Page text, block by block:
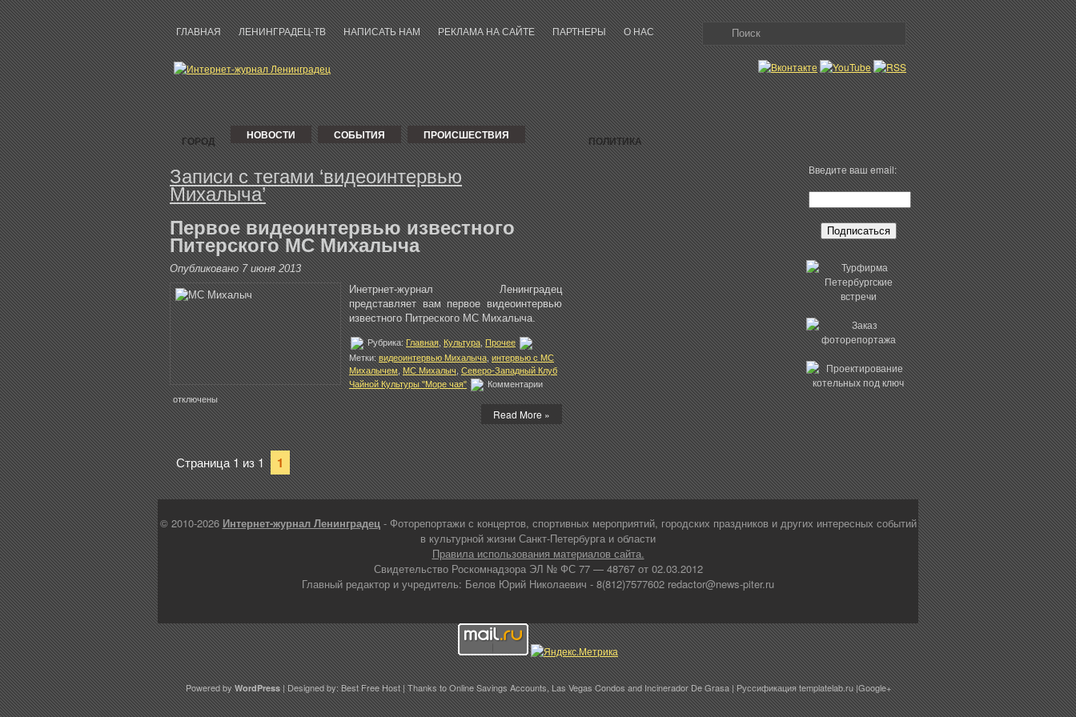
ГЛАВНАЯ ЛЕНИНГРАДЕЦ-ТВ НАПИСАТЬ НАМ РЕКЛАМА НА САЙТЕ ПАРТНЕРЫ О НАС
ГОРОД НОВОСТИ СОБЫТИЯ ПРОИСШЕСТВИЯ
НАРУШЕНИЯ
ПОЛИТИКА
КУЛЬТУРА АНОНСЫ ВЫСТАВКИ КИНО КОНЦЕРТЫ ПРАЗДНИКИ СПЕКТАКЛИ ФЕСТИВАЛИ
ПРОЧЕЕ
СПОРТ АВТО ФУТБОЛ БАСКЕТБОЛ ХОККЕЙ
РАЗНОЕ
ПРОГУЛКИ ПО ПЕТЕРБУРГУ ПЕТЕРБУРГ
ПРИГОРОДЫ
ПЕТЕРГОФ
ПУШКИН
ПУТЕШЕСТВИЯ
РОССИЯ
РЫБИНСК
ЕВРОПА
ГЕРМАНИЯ ТУРЦИЯ
ФИНЛЯНДИЯ ЧЕХИЯ
БЛОГ РЕКЛАМА ВХОД
Записи с тегами ‘видеоинтервью
Михалыча’
Первое видеоинтервью известного
Питерского МС Михалыча
Опубликовано 7 июня 2013
Инетрнет-журнал Ленинградец
представляет вам первое видеоинтервью
известного Питреского МС Михалыча.
Рубрика:Главная,Культура,Прочее
Метки:видеоинтервью Михалыча,интервью с МС
Михалычем,МС Михалыч,Северо-Западный Клуб
Чайной Культуры "Море чая"
Комментариик
записи
Первое
видеоинтервью
известного
Питерского
МС
Михалыча
отключены
Read More »
Страница 1 из 1 1
Введите ваш email:
© 2010-2026 Интернет-журнал Ленинградец- Фоторепортажи с концертов, спортивных мероприятий, городских праздников и других интересных событий
в культурной жизни Санкт-Петербурга и области
Правила использования материалов сайта.
Свидетельство Роскомнадзора ЭЛ № ФС 77 — 48767 от 02.03.2012
Главный редактор и учредитель: Белов Юрий Николаевич - 8(812)7577602 redactor@news-piter.ru
Powered byWordPress| Designed by:Best Free Host| Thanks toOnline Savings Accounts,Las Vegas CondosandIncinerador De Grasa| Руссификацияtemplatelab.ru|Google+